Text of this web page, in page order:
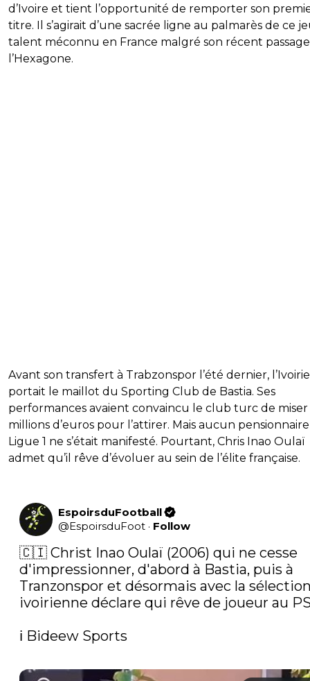
d’Ivoire et tient l’opportunité de remporter son
titre. Il s’agirait d’une sacrée ligne au palmarès de ce
talent méconnu en France malgré son récent
l’Hexagone.
Avant son transfert à Trabzonspor l’été dernier,
portait le maillot du Sporting Club de Bastia. Ses
performances avaient convaincu le club turc de miser
millions d’euros pour l’attirer. Mais aucun
Ligue 1 ne s’était manifesté. Pourtant, Chris Inao Oulaï
admet qu’il rêve d’évoluer au sein de l’élite française.
EspoirsduFootball
@EspoirsduFoot · Follow
🇨🇮 Christ Inao Oulaï (2006) qui ne cesse
d'impressionner, d'abord à Bastia, puis à
Tranzonspor et désormais avec la
ivoirienne déclare qui rêve de joueur au
ℹ️ Bideew Sports